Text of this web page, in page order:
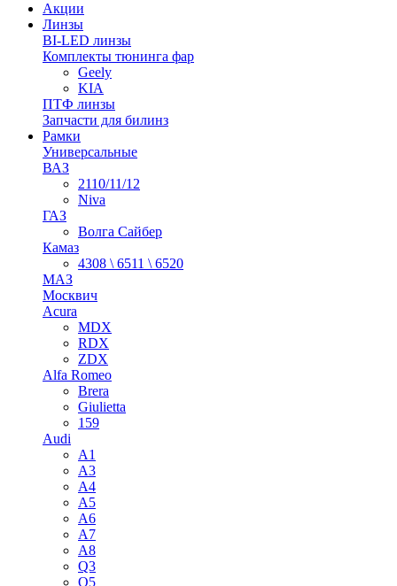
Акции
Линзы
BI-LED линзы
Комплекты тюнинга фар
Geely
KIA
ПТФ линзы
Запчасти для билинз
Рамки
Универсальные
ВАЗ
2110/11/12
Niva
ГАЗ
Волга Сайбер
Камаз
4308 \ 6511 \ 6520
МАЗ
Москвич
Acura
MDX
RDX
ZDX
Alfa Romeo
Brera
Giulietta
159
Audi
A1
A3
A4
A5
A6
A7
A8
Q3
Q5